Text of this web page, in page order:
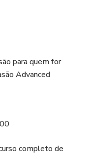
para quem for
Advanced
completo de